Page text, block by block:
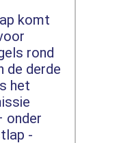
komt
rond
de derde
het
onder
-